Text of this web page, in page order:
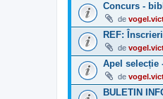
Concurs -
de
REF:
de
Apel selecție
de
BULETIN